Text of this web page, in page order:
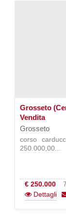
Grosseto
Vendita
Grosseto
corso
250.000,00...
€ 250.000
Dettagli